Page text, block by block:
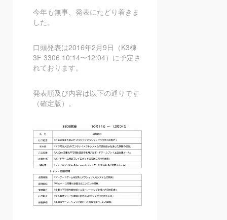
今年も無事、発表にたどり着きま
した。
口頭発表は2016年2月9日（K3棟
3F 3306 10:14〜12:04）に予定さ
れております。
発表順及び内容は以下の通りです
（確定版）。